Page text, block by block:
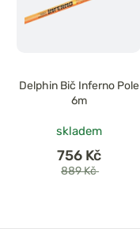
Delphin Bič Inferno Pole
6m
skladem
756 Kč
889 Kč